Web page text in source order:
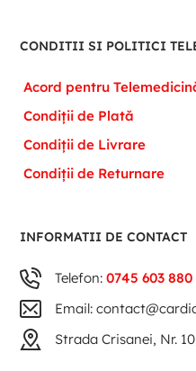
CONDITII SI POLITICI
Acord pentru
Condiții de Plată
Condiții de Livrare
Condiții de Returnare
INFORMATII DE CONTACT
Telefon:0745 603 880
Email:
Strada Crisanei, Nr.